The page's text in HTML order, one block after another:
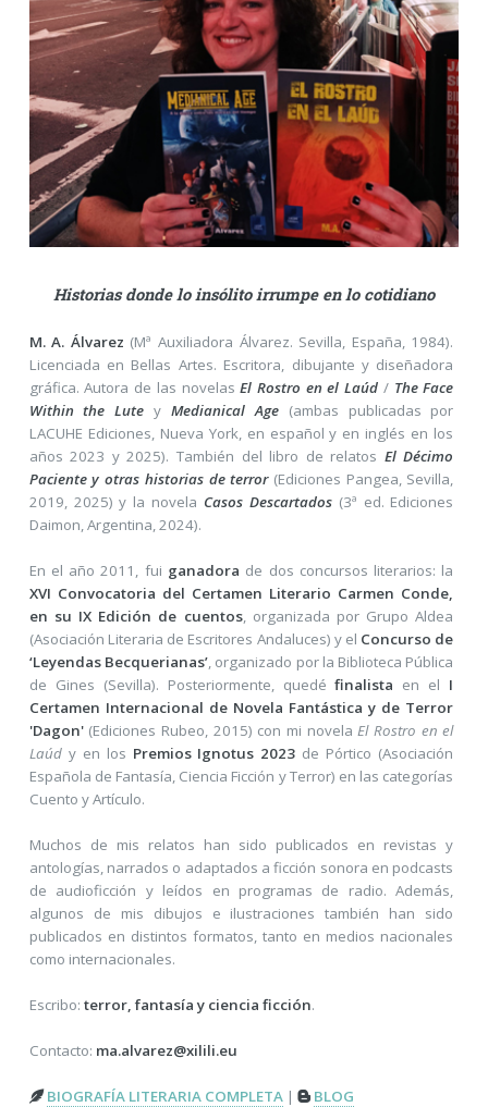
Historias donde lo insólito irrumpe en lo cotidiano
M. A. Álvarez (Mª Auxiliadora Álvarez. Sevilla, España, 1984).
Licenciada en Bellas Artes. Escritora, dibujante y diseñadora
gráfica. Autora de las novelasEl Rostro en el Laúd / The Face
Within the Lute y Medianical Age(ambas publicadas por
LACUHE Ediciones, Nueva York, en español y en inglés en los
años 2023 y 2025). También del libro de relatos El Décimo
Paciente y otras historias de terror(Ediciones Pangea, Sevilla,
2019, 2025) y la novela Casos Descartados(3ª ed. Ediciones
Daimon, Argentina, 2024).
En el año 2011, fui ganadora de dos concursos literarios: la
XVI Convocatoria del Certamen Literario Carmen Conde,
en su IX Edición de cuentos, organizada por Grupo Aldea
(Asociación Literaria de Escritores Andaluces) y el Concurso de
‘Leyendas Becquerianas’, organizado por la Biblioteca Pública
de Gines (Sevilla). Posteriormente, quedéfinalista en el I
Certamen Internacional de Novela Fantástica y de Terror
'Dagon'(Ediciones Rubeo, 2015) con mi novelaEl Rostro en el
Laúdy en los Premios Ignotus 2023 de Pórtico (Asociación
Española de Fantasía, Ciencia Ficción y Terror) en las categorías
Cuento y Artículo.
Muchos de mis relatos han sido publicados en revistas y
antologías, narrados o adaptados a ficción sonora en podcasts
de audioficción y leídos en programas de radio. Además,
algunos de mis dibujos e ilustraciones también han sido
publicados en distintos formatos, tanto en medios nacionales
como internacionales.
Escribo: terror, fantasía y ciencia ficción.
Contacto: ma.alvarez@xilili.eu
BIOGRAFÍA LITERARIA COMPLETA| BLOG